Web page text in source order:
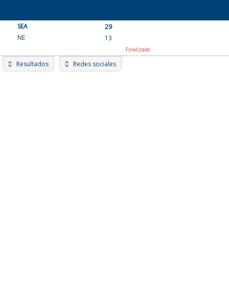
content
SEA
29
NE
13
Finalizado
Resultados Redes sociales